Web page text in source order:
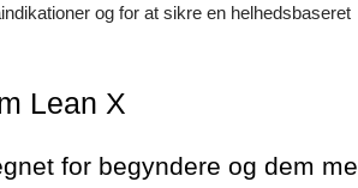
og for at sikre en helhedsbaseret
Lean X
for begyndere og dem